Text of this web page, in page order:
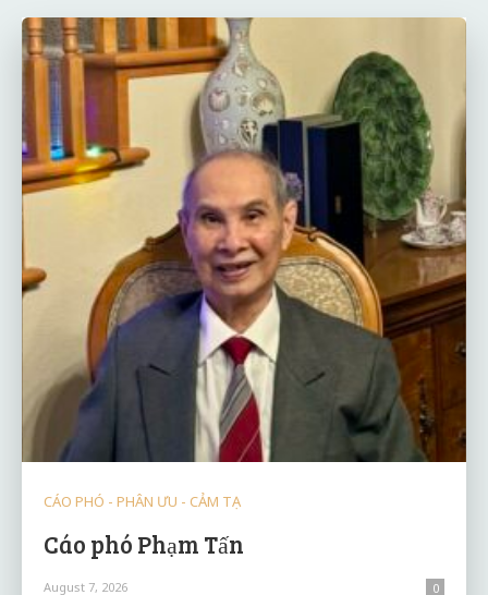
CÁO PHÓ - PHÂN ƯU - CẢM TẠ
Cáo phó Phạm Tấn
August 7, 2026 0